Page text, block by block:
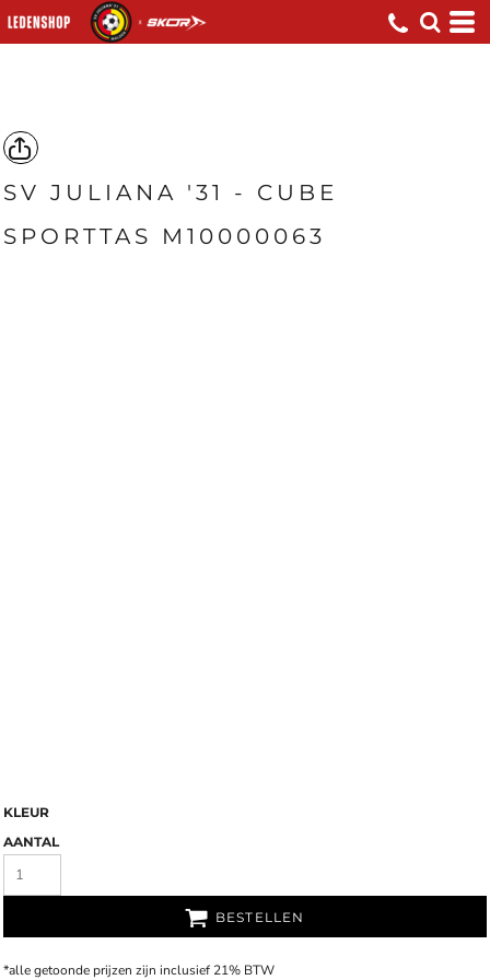
SV JULIANA '31 - CUBE
SPORTTAS M10000063
KLEUR
AANTAL
BESTELLEN
*alle getoonde prijzen zijn inclusief 21% BTW